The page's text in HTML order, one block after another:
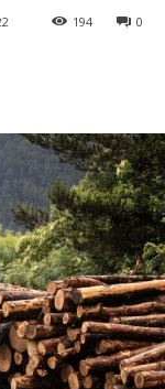
0
194